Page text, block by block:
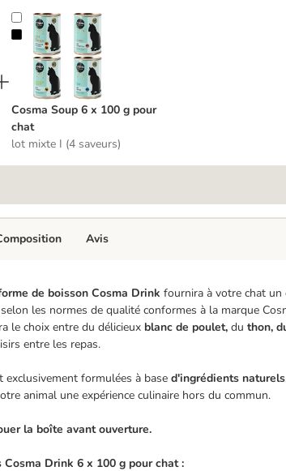
chat
Cosma Soup 6 x 100 g pour chat
Cosma Soup 6 x 100 g pour
chat
lot mixte I (4 saveurs)
de boisson Cosma Drink fournira à votre chat un
les normes de qualité conformes à la marque
le choix entre du délicieux blanc de poulet, du thon,
entre les repas.
exclusivement formulées à base d'ingrédients naturels
animal une expérience culinaire hors du commun.
la boîte avant ouverture.
Drink 6 x 100 g pour chat :
Avis